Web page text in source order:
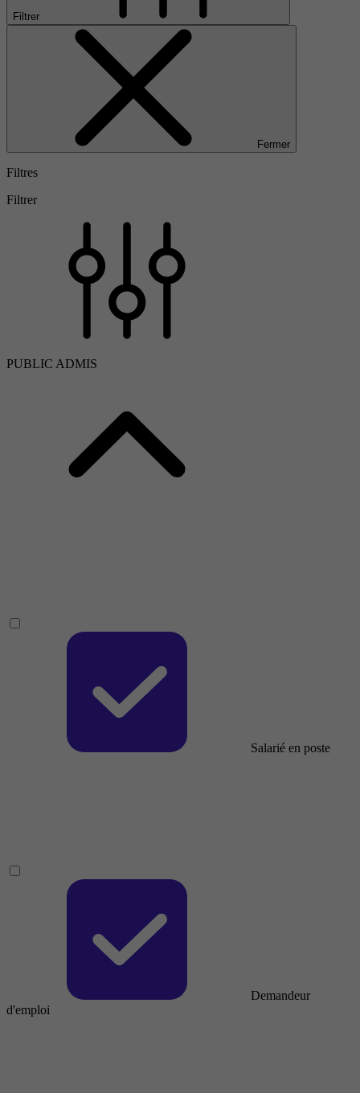
Filtrer
Fermer
Filtres
Filtrer
PUBLIC ADMIS
Salarié en poste
Demandeur
d'emploi